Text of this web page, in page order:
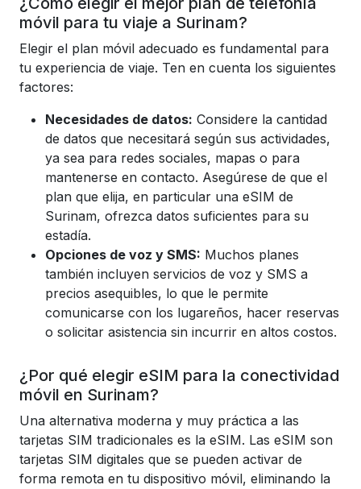
móvil para tu viaje a Surinam?
Elegir el plan móvil adecuado es fundamental para
tu experiencia de viaje. Ten en cuenta los siguientes
factores:
Necesidades de datos: Considere la cantidad
de datos que necesitará según sus actividades,
ya sea para redes sociales, mapas o para
mantenerse en contacto. Asegúrese de que el
plan que elija, en particular una eSIM de
Surinam, ofrezca datos suficientes para su
estadía.
Opciones de voz y SMS: Muchos planes
también incluyen servicios de voz y SMS a
precios asequibles, lo que le permite
comunicarse con los lugareños, hacer reservas
o solicitar asistencia sin incurrir en altos costos.
¿Por qué elegir eSIM para la conectividad
móvil en Surinam?
Una alternativa moderna y muy práctica a las
tarjetas SIM tradicionales es la eSIM. Las eSIM son
tarjetas SIM digitales que se pueden activar de
forma remota en tu dispositivo móvil, eliminando la